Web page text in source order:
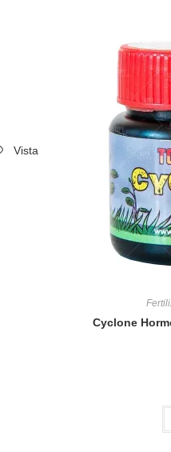
Vista
Cyclone